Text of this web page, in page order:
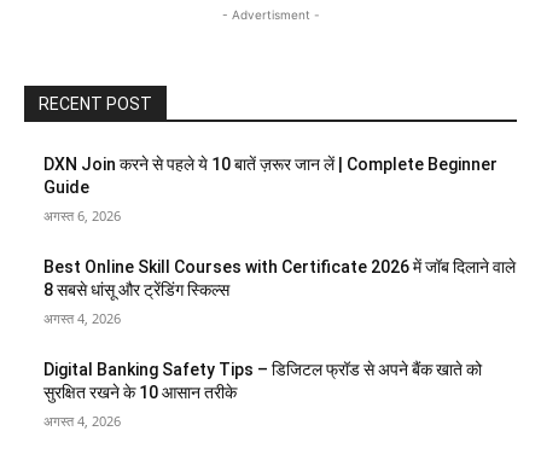
- Advertisment -
RECENT POST
DXN Join करने से पहले ये 10 बातें ज़रूर जान लें | Complete Beginner
Guide
अगस्त 6, 2026
Best Online Skill Courses with Certificate 2026 में जॉब दिलाने वाले
8 सबसे धांसू और ट्रेंडिंग स्किल्स
अगस्त 4, 2026
Digital Banking Safety Tips – डिजिटल फ्रॉड से अपने बैंक खाते को
सुरक्षित रखने के 10 आसान तरीके
अगस्त 4, 2026